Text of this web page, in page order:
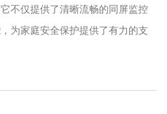
不仅提供了清晰流畅的同屏监控
为家庭安全保护提供了有力的支